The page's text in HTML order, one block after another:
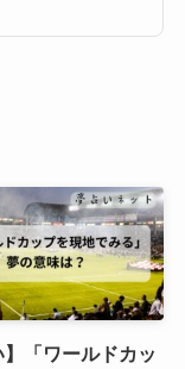
】「ワールドカッ